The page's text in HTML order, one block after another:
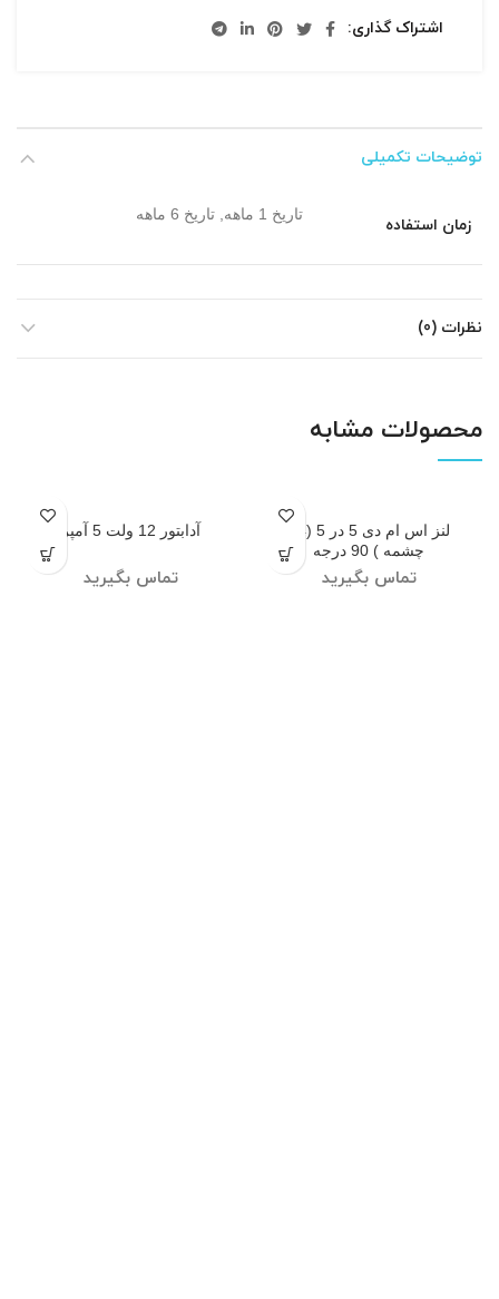
اشتراک گذاری
توضیحات تکمیلی
زمان استفاده
تاریخ 1 ماهه, تاریخ 6 ماهه
نظرات (0)
محصولات مشابه
لنز اس ام دی 5 در 5 (24
چشمه ) 90 درجه
تماس بگیرید
آدابتور 12 ولت 5 آمپر
تماس بگیرید